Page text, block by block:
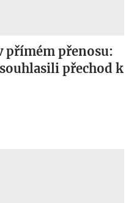
přímém přenosu:
přechod k